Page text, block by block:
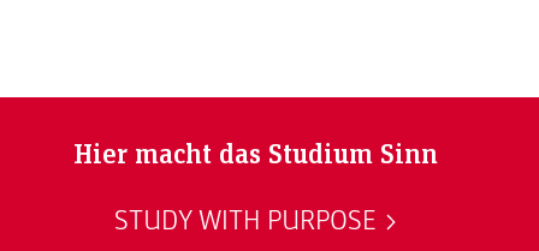
Hier macht das Studium Sinn
STUDY WITH PURPOSE